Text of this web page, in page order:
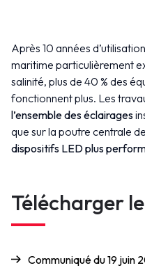
Après 10 années
maritime particulièrement
salinité, plus de 40 % des
fonctionnent plus. Les
l’ensemble des éclairages
que sur la poutre centrale
dispositifs LED plus
Télécharger
Communiqué du 19 juin